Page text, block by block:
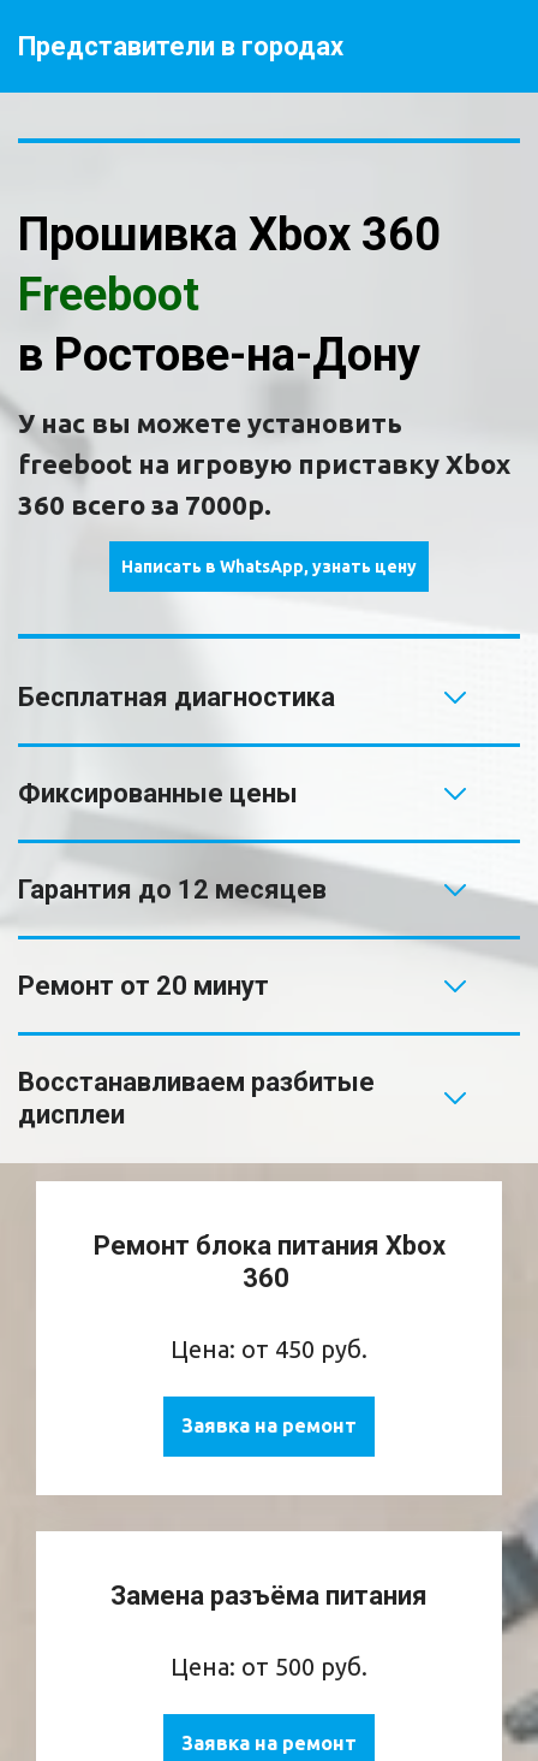
Представители в городах
Freeboot
в Ростове-на-Дону
У нас вы можете установить
freeboot на игровую приставку Xbox
360 всего за 7000р.
Написать в WhatsApp, узнать цену
Бесплатная диагностика
Фиксированные цены
Гарантия до 12 месяцев
Ремонт от 20 минут
Восстанавливаем разбитые
дисплеи
Ремонт блока питания Xbox
360
Цена: от 450 руб.
Заявка на ремонт
Замена разъёма питания
Цена: от 500 руб.
Заявка на ремонт